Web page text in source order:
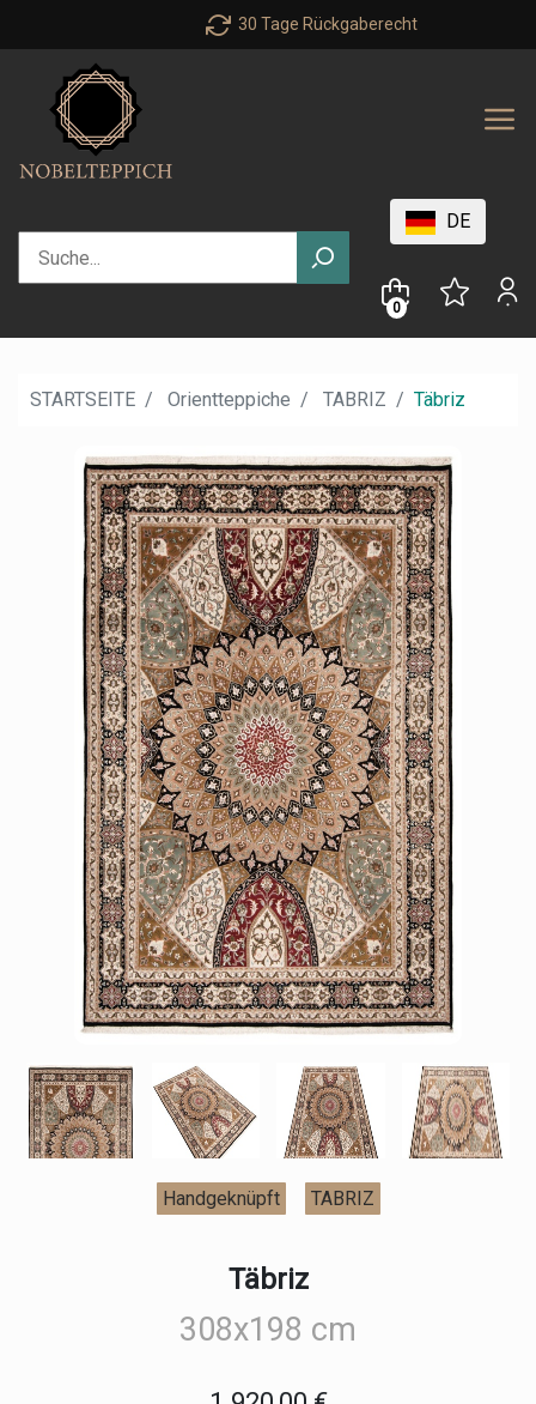
30 Tage Rückgaberecht
DE
0
STARTSEITE Orientteppiche TABRIZ Täbriz
Handgeknüpft TABRIZ
Täbriz
308x198 cm